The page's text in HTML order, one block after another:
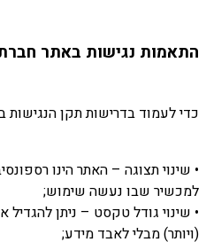
התאמות נגישות באתר
כדי לעמוד בדרישות תקן
• שינוי תצוגה – האתר הינו
למכשיר שבו נעשה שימוש;
(ויותר) מבלי לאבד מידע;